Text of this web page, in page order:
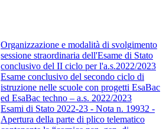
Organizzazione e modalità di svolgimento
sessione straordinaria dell'Esame di Stato
conclusivo del II ciclo per l'a.s.2022/2023
Esame conclusivo del secondo ciclo di
istruzione nelle scuole con progetti EsaBac
ed EsaBac techno – a.s. 2022/2023
Esami di Stato 2022-23 - Nota n. 19932 -
Apertura della parte di plico telematico